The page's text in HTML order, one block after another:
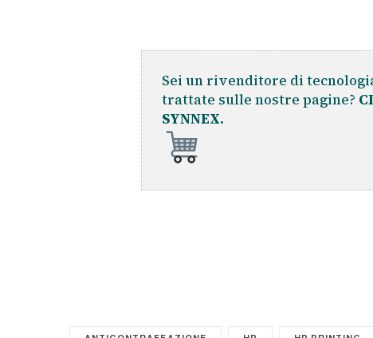
Sei un rivenditore di
trattate sulle nostre pagine?
SYNNEX.